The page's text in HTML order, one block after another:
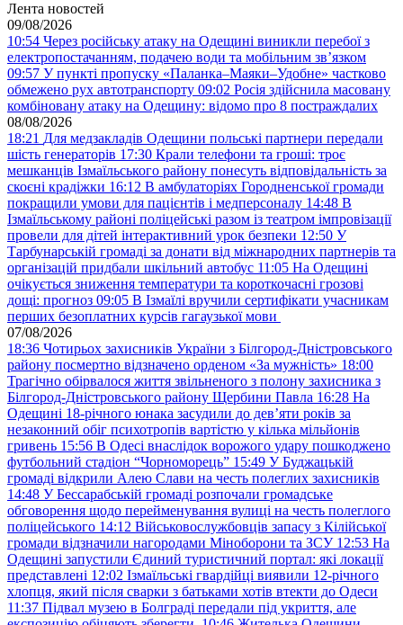
Лента новостей
09/08/2026
10:54 Через російську атаку на Одещині виникли перебої з
електропостачанням, подачею води та мобільним звʼязком
09:57 У пункті пропуску «Паланка–Маяки–Удобне» частково
обмежено рух автотранспорту 09:02 Росія здійснила масовану
комбіновану атаку на Одещину: відомо про 8 постраждалих
08/08/2026
18:21 Для медзакладів Одещини польські партнери передали
шість генераторів 17:30 Крали телефони та гроші: троє
мешканців Ізмаїльського району понесуть відповідальність за
скоєні крадіжки 16:12 В амбулаторіях Городненської громади
покращили умови для пацієнтів і медперсоналу 14:48 В
Ізмаїльському районі поліцейські разом із театром імпровізації
провели для дітей інтерактивний урок безпеки 12:50 У
Тарбунарській громаді за донати від міжнародних партнерів та
організацій придбали шкільний автобус 11:05 На Одещині
очікується зниження температури та короткочасні грозові
дощі: прогноз 09:05 В Ізмаїлі вручили сертифікати учасникам
перших безоплатних курсів гагаузької мови
07/08/2026
18:36 Чотирьох захисників України з Білгород-Дністровського
району посмертно відзначено орденом «За мужність» 18:00
Трагічно обірвалося життя звільненого з полону захисника з
Білгород-Дністровського району Щербини Павла 16:28 На
Одещині 18-річного юнака засудили до дев’яти років за
незаконний обіг психотропів вартістю у кілька мільйонів
гривень 15:56 В Одесі внаслідок ворожого удару пошкоджено
футбольний стадіон “Чорноморець” 15:49 У Буджацькій
громаді відкрили Алею Слави на честь полеглих захисників
14:48 У Бессарабській громаді розпочали громадське
обговорення щодо перейменування вулиці на честь полеглого
поліцейського 14:12 Військовослужбовців запасу з Кілійської
громади відзначили нагородами Міноборони та ЗСУ 12:53 На
Одещині запустили Єдиний туристичний портал: які локації
представлені 12:02 Ізмаїльські гвардійці виявили 12-річного
хлопця, який після сварки з батьками хотів втекти до Одеси
11:37 Підвал музею в Болграді передали під укриття, але